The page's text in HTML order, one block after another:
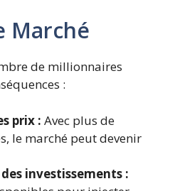
Marché
de millionnaires
:
prix : Avec plus de
le marché peut devenir
investissements :